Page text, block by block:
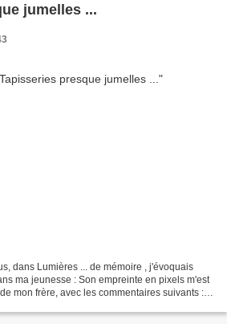
jumelles ...
dans Lumières ... de mémoire , j'évoquais
ma jeunesse : Son empreinte en pixels m'est
mon frère, avec les commentaires suivants :